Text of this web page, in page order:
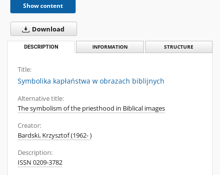
Show content
Download
DESCRIPTION INFORMATION STRUCTURE
Title:
Symbolika kapłaństwa w obrazach biblijnych
Alternative title:
The symbolism of the priesthood in Biblical images
Creator:
Bardski, Krzysztof (1962- )
Description:
ISSN 0209-3782